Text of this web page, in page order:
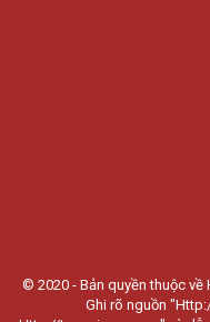
© 2020 - Bản quyền thuộc về
Ghi rõ nguồn